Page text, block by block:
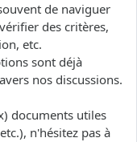
de naviguer
des critères,
etc.
sont déjà
nos discussions.
documents utiles
n'hésitez pas à